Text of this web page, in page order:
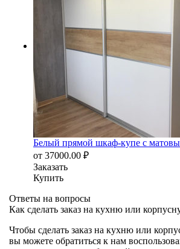
Белый прямой шкаф-купе с
от 37000.00 ₽
Заказать
Купить
Ответы на вопросы
Как сделать заказ на кухню или
Чтобы сделать заказ на кухню или
вы можете обратиться к нам